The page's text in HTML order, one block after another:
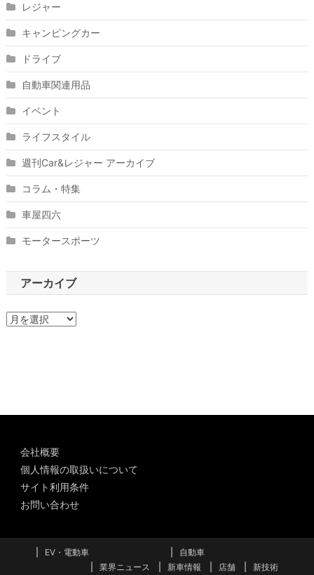
レジャー
キャンピングカー
ドライブ
自動車関連用品
イベント
ライフスタイル
週刊Car&レジャー アーカイブ
コラム・特集
車屋四六
モータースポーツ
アーカイブ
ア
会社概要
個人情報の取扱いについて
サイト利用条件
お問い合わせ
EV・電動車
自動車
業界ニュース
新車情報 店舗 新技術